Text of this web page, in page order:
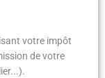
votre impôt
de votre